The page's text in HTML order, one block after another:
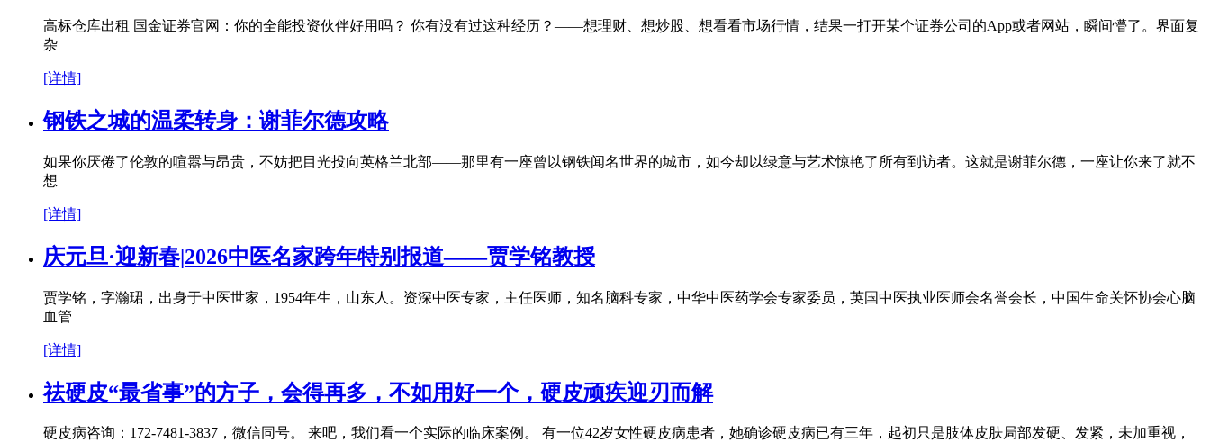
高标仓库出租 国金证券官网：你的全能投资伙伴好用吗？ 你有没有过这种经历？——想理财、想炒股、想看看市场行情，结果一打开某个证券公司的App或者网站，瞬间懵了。界面复
杂
[详情]
钢铁之城的温柔转身：谢菲尔德攻略
如果你厌倦了伦敦的喧嚣与昂贵，不妨把目光投向英格兰北部——那里有一座曾以钢铁闻名世界的城市，如今却以绿意与艺术惊艳了所有到访者。这就是谢菲尔德，一座让你来了就不
想
[详情]
庆元旦·迎新春|2026中医名家跨年特别报道——贾学铭教授
贾学铭，字瀚珺，出身于中医世家，1954年生，山东人。资深中医专家，主任医师，知名脑科专家，中华中医药学会专家委员，英国中医执业医师会名誉会长，中国生命关怀协会心脑
血管
[详情]
祛硬皮“最省事”的方子，会得再多，不如用好一个，硬皮顽疾迎刃而解
硬皮病咨询：172-7481-3837，微信同号。 来吧，我们看一个实际的临床案例。 有一位42岁女性硬皮病患者，她确诊硬皮病已有三年，起初只是肢体皮肤局部发硬、发紧，未加重视，